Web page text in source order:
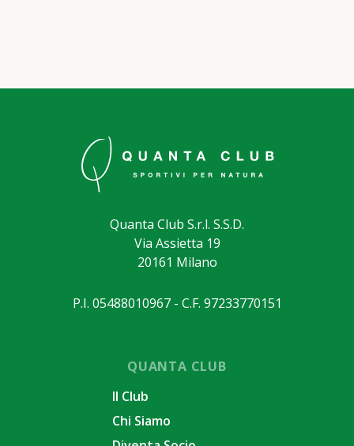
Quanta Club S.r.l. S.S.D.
Via Assietta 19
20161 Milano
P.I. 05488010967 - C.F. 97233770151
QUANTA CLUB
Il Club
Chi Siamo